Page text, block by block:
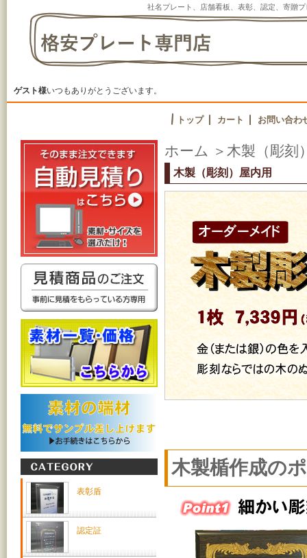
社名プレート、店舗看板、表彰、認定、寄贈
ゲスト様いつもありがとうございます。
トップ カート お問い合わ
ホーム ＞ 木製（彫刻
木製（彫刻）屋内用
木製楯作成の
表彰盾
認定証